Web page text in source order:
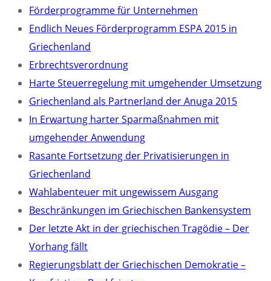
Förderprogramme für Unternehmen
Endlich Neues Förderprogramm ESPA 2015 in
Griechenland
Erbrechtsverordnung
Harte Steuerregelung mit umgehender Umsetzung
Griechenland als Partnerland der Anuga 2015
In Erwartung harter Sparmaßnahmen mit
umgehender Anwendung
Rasante Fortsetzung der Privatisierungen in
Griechenland
Wahlabenteuer mit ungewissem Ausgang
Beschränkungen im Griechischen Bankensystem
Der letzte Akt in der griechischen Tragödie – Der
Vorhang fällt
Regierungsblatt der Griechischen Demokratie –